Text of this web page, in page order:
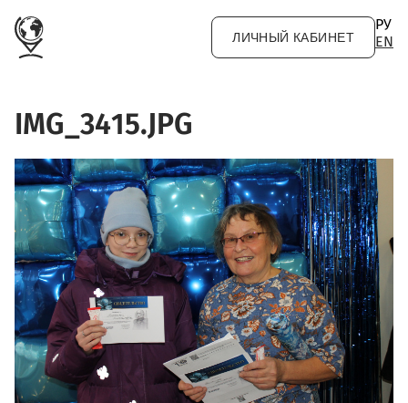
ЛИЧНЫЙ КАБИНЕТ
РУ
EN
IMG_3415.JPG